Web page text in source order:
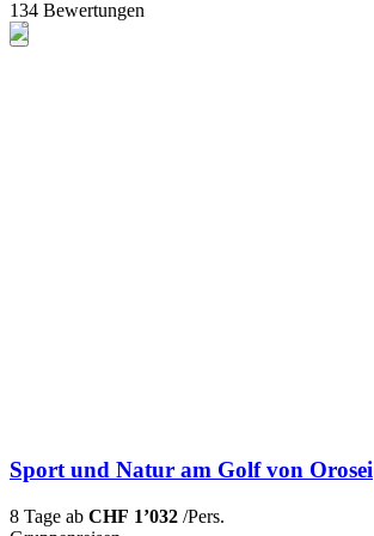
134 Bewertungen
Sport und Natur am Golf von Orosei
8 Tage ab CHF 1’032 /Pers.